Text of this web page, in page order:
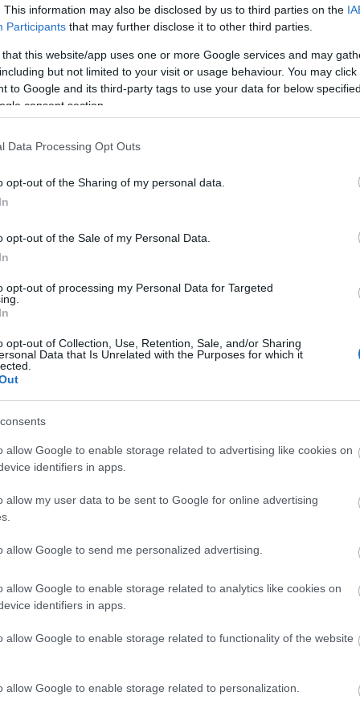
This information may also be disclosed by us to third parties on the
Participants that may further disclose it to other third parties.
that this website/app uses one or more Google services and may
but not limited to your visit or usage behaviour. You may
to Google and its third-party tags to use your data for below
consent section.
Data Processing Opt Outs
opt-out of the Sharing of my personal data.
opt-out of the Sale of my Personal Data.
opt-out of processing my Personal Data for Targeted
opt-out of Collection, Use, Retention, Sale, and/or Sharing
Data that Is Unrelated with the Purposes for which it
allow Google to enable storage related to advertising like cookies on
identifiers in apps.
allow my user data to be sent to Google for online advertising
allow Google to send me personalized advertising.
allow Google to enable storage related to analytics like cookies on
identifiers in apps.
allow Google to enable storage related to functionality of the website
allow Google to enable storage related to personalization.
2025, αποτυπώνοντας τα
της SKY express σε νέες
δίκτυο της εταιρείας αριθμεί
τη θέση της ως πύλη εισόδου για τον
της εταιρείας ενισχύθηκε κατά 12,2%
υπηρεσίας – PSO), διπλασιάζοντας
με πέρυσι, χάρη στην αύξηση του
νέων αεροσκαφών.
11:32